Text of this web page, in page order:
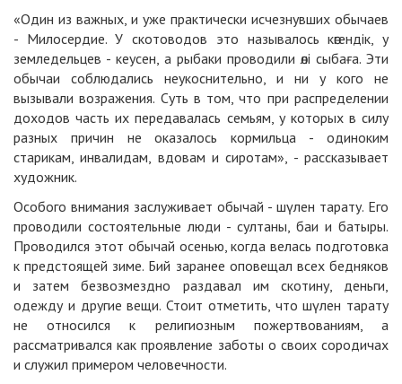
«Один из важных, и уже практически исчезнувших обычаев
- Милосердие. У скотоводов это называлось көгендік, у
земледельцев - кеусен, а рыбаки проводили өлі сыбаға. Эти
обычаи соблюдались неукоснительно, и ни у кого не
вызывали возражения. Суть в том, что при распределении
доходов часть их передавалась семьям, у которых в силу
разных причин не оказалось кормильца - одиноким
старикам, инвалидам, вдовам и сиротам», - рассказывает
художник.
Особого внимания заслуживает обычай - шүлен тарату. Его
проводили состоятельные люди - султаны, баи и батыры.
Проводился этот обычай осенью, когда велась подготовка
к предстоящей зиме. Бий заранее оповещал всех бедняков
и затем безвозмездно раздавал им скотину, деньги,
одежду и другие вещи. Стоит отметить, что шүлен тарату
не относился к религиозным пожертвованиям, а
рассматривался как проявление заботы о своих сородичах
и служил примером человечности.